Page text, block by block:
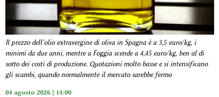
Il prezzo dell’olio extravergine di oliva in Spagna è a 3,5 euro/kg, i
minimi da due anni, mentre a Foggia scende a 4,45 euro/kg, ben al di
sotto dei costi di produzione. Quotazioni molto basse e si intensificano
gli scambi, quando normalmente il mercato sarebbe fermo
04 agosto 2026 | 14:00